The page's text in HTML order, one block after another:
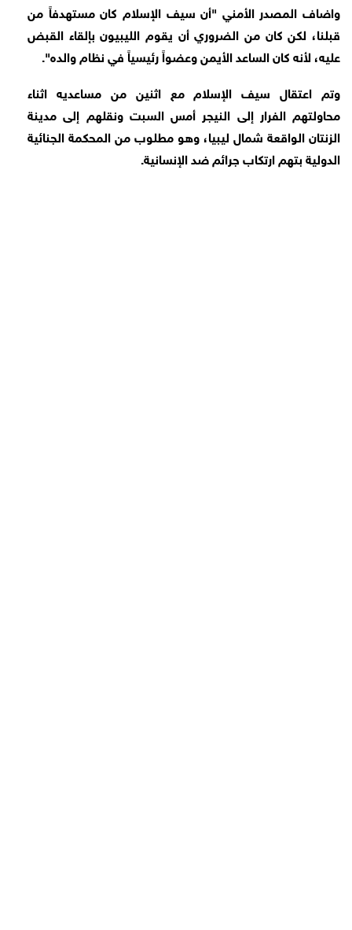
واضاف المصدر الأمني "أن سيف الإسلام كان مستهدفاً من
قبلنا، لكن كان من الضروري أن يقوم الليبيون بإلقاء القبض
عليه، لأنه كان الساعد الأيمن وعضواً رئيسياً في نظام والده".
وتم اعتقال سيف الإسلام مع اثنين من مساعديه اثناء
محاولتهم الفرار إلى النيجر أمس السبت ونقلهم إلى مدينة
الزنتان الواقعة شمال ليبيا، وهو مطلوب من المحكمة الجنائية
الدولية بتهم ارتكاب جرائم ضد الإنسانية.